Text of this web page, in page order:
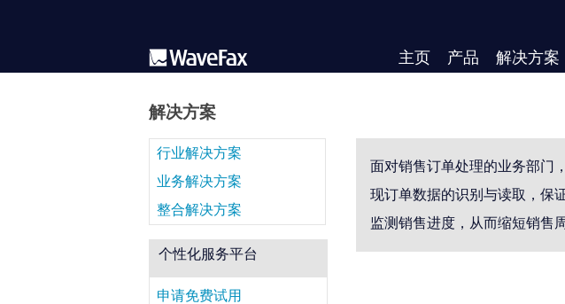
主页 产品 解决方案
解决方案
行业解决方案
业务解决方案
整合解决方案
个性化服务平台
申请免费试用
面对销售订单处理的业务部门
现订单数据的识别与读取，保
监测销售进度，从而缩短销售